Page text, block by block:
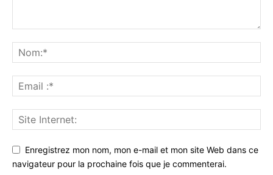
Enregistrez mon nom, mon e-mail et mon site Web dans ce
navigateur pour la prochaine fois que je commenterai.